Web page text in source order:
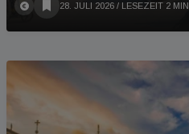
28. JULI 2026 / LESEZEIT 2 MIN